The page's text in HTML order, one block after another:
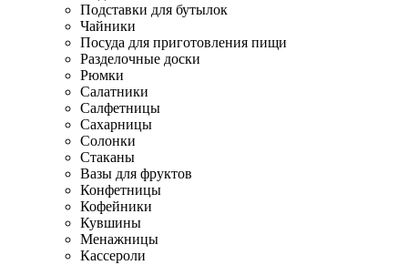
Подставки для бутылок
Чайники
Посуда для приготовления пищи
Разделочные доски
Рюмки
Салатники
Салфетницы
Сахарницы
Солонки
Стаканы
Вазы для фруктов
Конфетницы
Кофейники
Кувшины
Менажницы
Кассероли